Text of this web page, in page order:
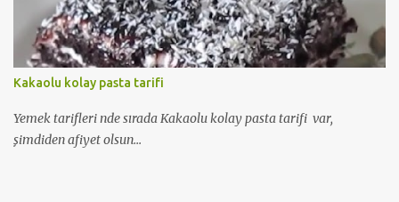
Kakaolu kolay pasta tarifi
Yemek tarifleri nde sırada Kakaolu kolay pasta tarifi var,
şimdiden afiyet olsun...